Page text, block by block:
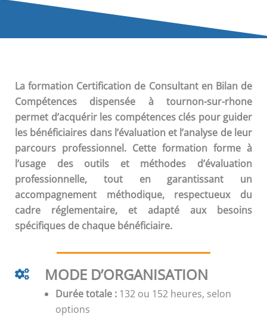
La formation Certification de Consultant en Bilan de
Compétences dispensée à tournon-sur-rhone
permet d’acquérir les compétences clés pour guider
les bénéficiaires dans l’évaluation et l’analyse de leur
parcours professionnel. Cette formation forme à
l’usage des outils et méthodes d’évaluation
professionnelle, tout en garantissant un
accompagnement méthodique, respectueux du
cadre réglementaire, et adapté aux besoins
spécifiques de chaque bénéficiaire.
MODE D’ORGANISATION
Durée totale : 132 ou 152 heures, selon
options